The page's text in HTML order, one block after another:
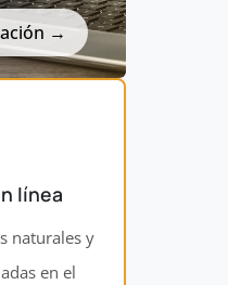
línea
naturales y
en el